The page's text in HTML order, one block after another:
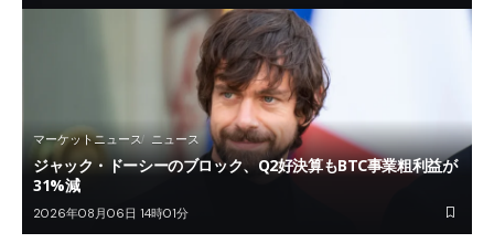
マーケットニュース ニュース
ジャック・ドーシーのブロック、Q2好決算もBTC事業粗利益が
31%減
2026年08月06日 14時01分